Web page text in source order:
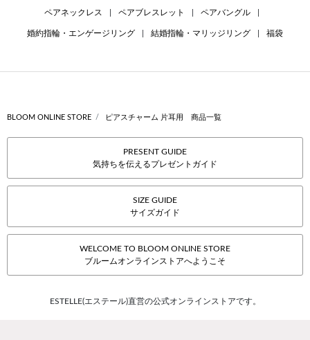
ペアネックレス ペアブレスレット ペアバングル
婚約指輪・エンゲージリング 結婚指輪・マリッジリング 福袋
BLOOM ONLINE STORE ピアスチャーム 片耳用 商品一覧
PRESENT GUIDE
気持ちを伝えるプレゼントガイド
SIZE GUIDE
サイズガイド
WELCOME TO BLOOM ONLINE STORE
ブルームオンラインストアへようこそ
ESTELLE(エステール)直営の公式オンラインストアです。